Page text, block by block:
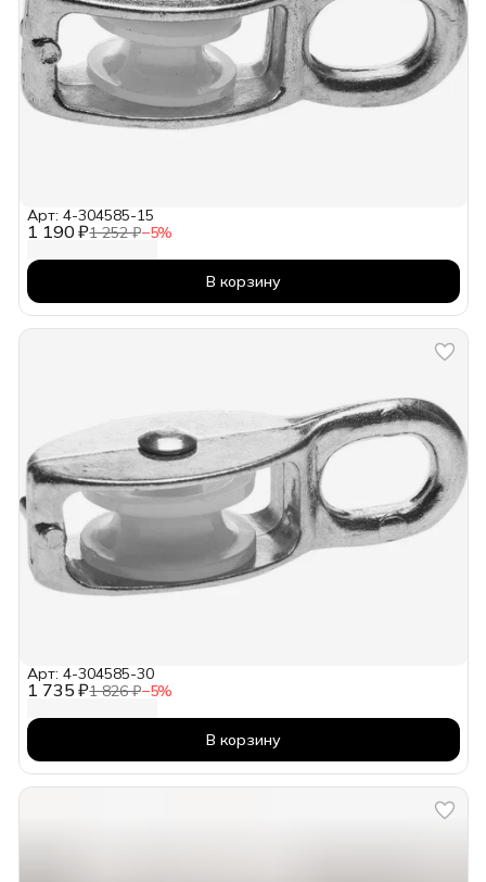
1 190 ₽1 252 ₽−5%
Арт: 4-304585-15
В корзину
1 735 ₽1 826 ₽−5%
Арт: 4-304585-30
В корзину